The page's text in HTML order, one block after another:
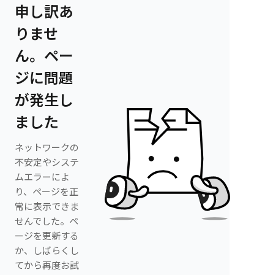
申し訳あ
りませ
ん。ペー
ジに問題
が発生し
ました
ネットワークの
不安定やシステ
ムエラーによ
り、ページを正
常に表示できま
せんでした。ペ
ージを更新する
か、しばらくし
てから再度お試